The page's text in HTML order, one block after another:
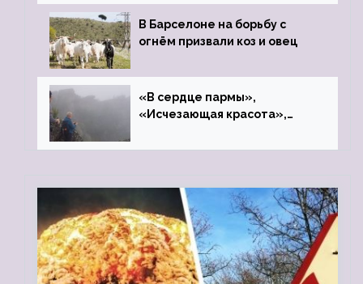
В Барселоне на борьбу с
огнём призвали коз и овец
«В сердце пармы»,
«Исчезающая красота»,